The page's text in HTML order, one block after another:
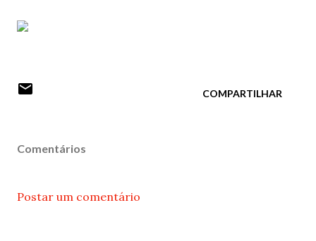
COMPARTILHAR
Comentários
Postar um comentário